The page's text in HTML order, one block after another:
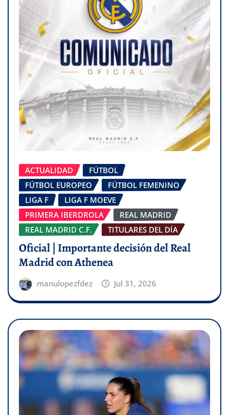
ACTUALIDAD
FÚTBOL
FÚTBOL EUROPEO
FÚTBOL FEMENINO
LIGA F
LIGA F MOEVE
PRIMERA IBERDROLA
REAL MADRID
REAL MADRID C.F.
TITULARES DEL DÍA
Oficial | Importante decisión del Real
Madrid con Athenea
manulopezfdez Jul 31, 2026